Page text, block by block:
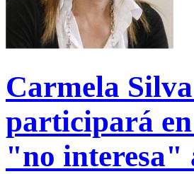
Carmela
participará
"no interesa"